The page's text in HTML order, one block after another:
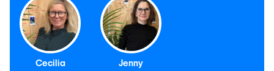
Cecilia Jenny